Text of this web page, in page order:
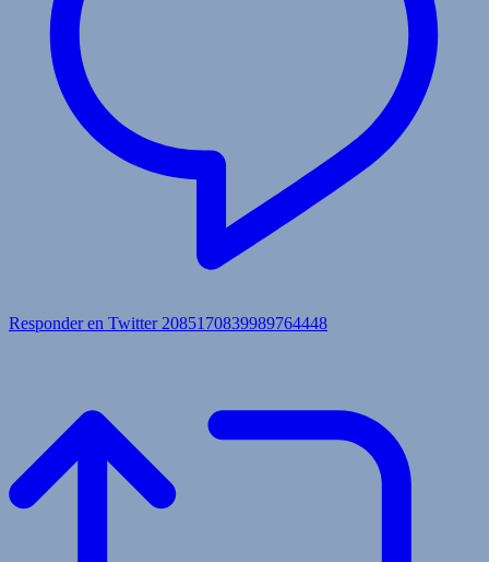
Responder en Twitter 2085170839989764448